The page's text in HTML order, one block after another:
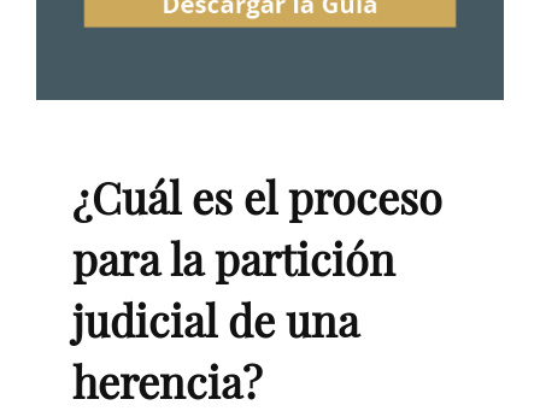
¿Cuál es el proceso
para la partición
judicial de una
herencia?